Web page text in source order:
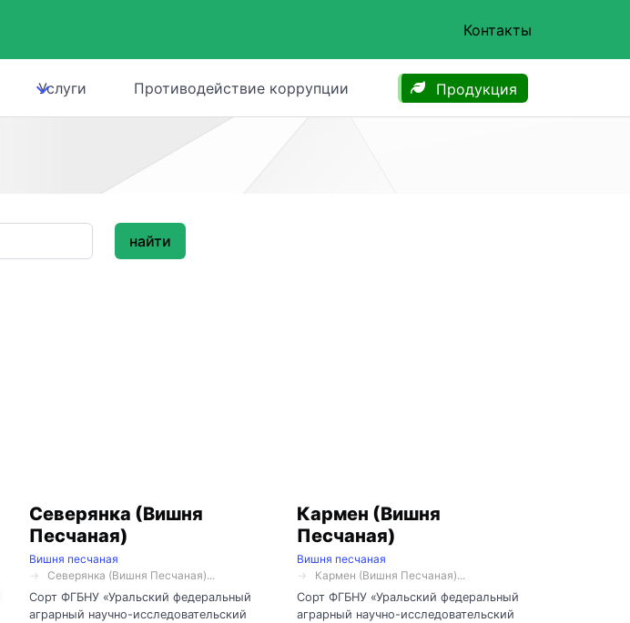
Контакты
Услуги Противодействие коррупции Продукция
найти
Северянка (Вишня
Песчаная)
Вишня песчаная
Северянка (Вишня Песчаная)...
Сорт ФГБНУ «Уральский федеральный
аграрный научно-исследовательский
Кармен (Вишня
Песчаная)
Вишня песчаная
Кармен (Вишня Песчаная)...
Сорт ФГБНУ «Уральский федеральный
аграрный научно-исследовательский